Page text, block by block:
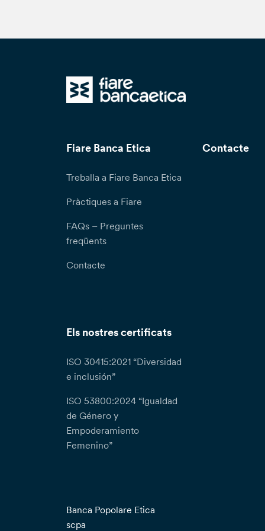
Fiare Banca Etica
Treballa a Fiare Banca Etica
Pràctiques a Fiare
FAQs – Preguntes
freqüents
Contacte
Contacte
Els nostres certificats
ISO 30415:2021 “Diversidad
e inclusión”
ISO 53800:2024 “Igualdad
de Género y
Empoderamiento
Femenino”
Banca Popolare Etica
scpa